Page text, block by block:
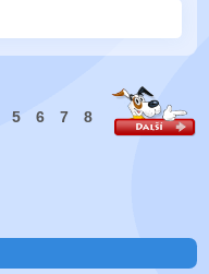
5 6 7 8